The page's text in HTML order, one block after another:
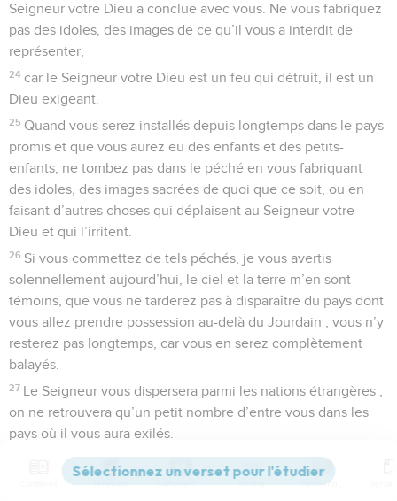
Seigneur votre Dieu a conclue avec vous. Ne vous fabriquez
pas des idoles, des images de ce qu’il vous a interdit de
représenter,
24 car le Seigneur votre Dieu est un feu qui détruit, il est un
Dieu exigeant.
25 Quand vous serez installés depuis longtemps dans le pays
promis et que vous aurez eu des enfants et des petits-
enfants, ne tombez pas dans le péché en vous fabriquant
des idoles, des images sacrées de quoi que ce soit, ou en
faisant d’autres choses qui déplaisent au Seigneur votre
Dieu et qui l’irritent.
26 Si vous commettez de tels péchés, je vous avertis
solennellement aujourd’hui, le ciel et la terre m’en sont
témoins, que vous ne tarderez pas à disparaître du pays dont
vous allez prendre possession au-delà du Jourdain ; vous n’y
resterez pas longtemps, car vous en serez complètement
balayés.
27 Le Seigneur vous dispersera parmi les nations étrangères ;
on ne retrouvera qu’un petit nombre d’entre vous dans les
pays où il vous aura exilés.
Là vous adorerez des dieux taillés par les hommes dans
du bois ou de la pierre, des dieux qui ne peuvent ni voir ni
Versions Commentaires Strong